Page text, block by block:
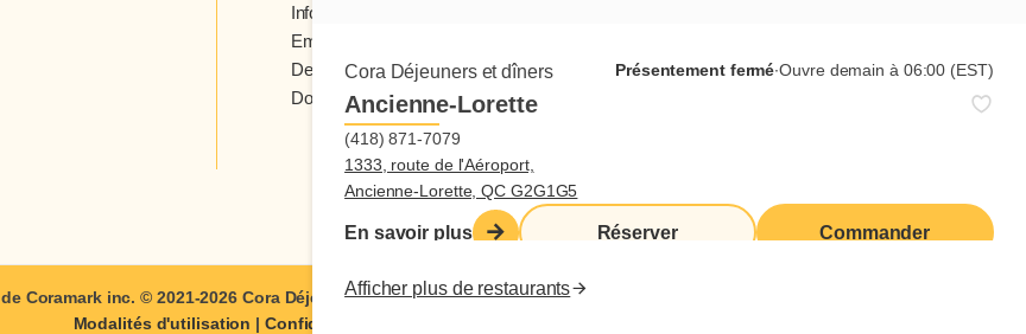
Cora Déjeuners et dîners Présentement fermé∙Ouvre demain à 06:00 (EST)
Ancienne-Lorette
(418) 871-7079
1333, route de l'Aéroport,
Ancienne-Lorette, QC G2G1G5
En savoir plus Réserver Commander
Afficher plus de restaurants
Infolettre Cora
Emplois
Devenir franchisé
Donner votre avis
Coramark inc. © 2021-2026 Cora Déjeuners et dîners| Tous droits réservés
Modalités d'utilisation | Confidentialité